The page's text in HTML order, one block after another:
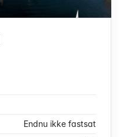
Endnu ikke fastsat